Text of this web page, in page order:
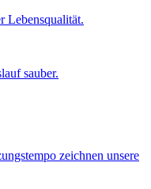
Lebensqualität.
sauber.
zeichnen unsere